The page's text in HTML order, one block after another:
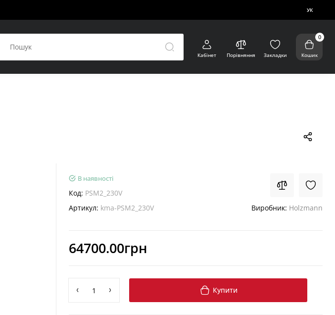
УК
Кабінет Порівняння Закладки
0
Кошик
В наявності
Код: PSM2_230V
Артикул: kma-PSM2_230V Виробник: Holzmann
64700.00грн
Купити